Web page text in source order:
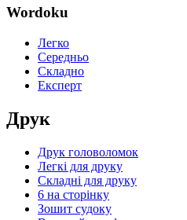
Wordoku
Легко
Середньо
Складно
Експерт
Друк
Друк головоломок
Легкі для друку
Складні для друку
6 на сторінку
Зошит судоку